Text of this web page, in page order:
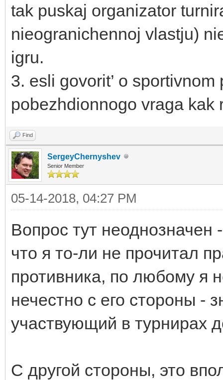
tak puskaj organizator
nieogranichennoj vlastju)
igru.
3. esli govorit’ o
pobezhdionnogo vraga
Find
SergeyChernyshev
Senior Member
05-14-2018, 04:27 PM
Вопрос тут неоднозначен
что я то-ли не прочитал
противника, по любому я
нечестно с его стороны -
участвующий в турнирах
С другой стороны, это